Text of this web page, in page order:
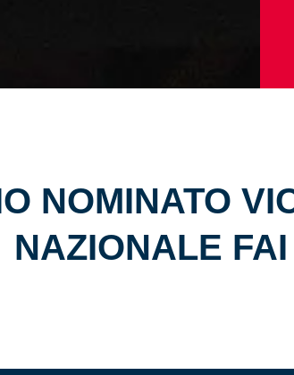
NOMINATO
NAZIONALE FAI